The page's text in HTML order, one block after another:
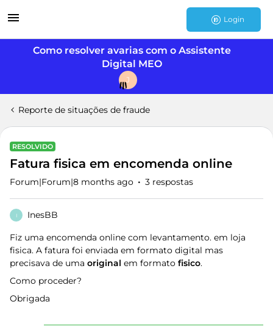
Login
Como resolver avarias com o Assistente
Digital MEO
J
Reporte de situações de fraude
RESOLVIDO
Fatura fisica em encomenda online
Forum|Forum|8 months ago 3 respostas
I InesBB
Fiz uma encomenda online com levantamento. em loja
fisica. A fatura foi enviada em formato digital mas
precisava de uma original em formato fisico.
Como proceder?
Obrigada